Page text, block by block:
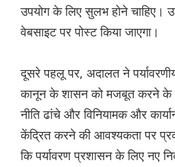
उपयोग के लिए सुलभ होने चाहिए।
वेबसाइट पर पोस्ट किया जाएगा।
दूसरे पहलू पर, अदालत ने
कानून के शासन को मजबूत करने के
नीति ढांचे और विनियामक और
केंद्रित करने की आवश्यकता पर
कि पर्यावरण प्रशासन के लिए नए